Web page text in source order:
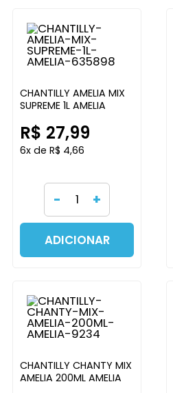
CHANTILLY AMELIA MIX
SUPREME 1L AMELIA
R$ 27,99
6x de R$ 4,66
- +
ADICIONAR
CHANTILLY CHANTY MIX
AMELIA 200ML AMELIA